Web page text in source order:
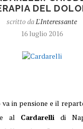
DEL
scritto da L'Interessante
16 luglio 2016
in pensione e il
al Cardarellidi